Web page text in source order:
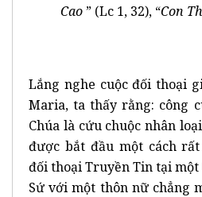
Cao” (Lc 1, 32), “Con
Lắng nghe cuộc đối thoại
Maria, ta thấy rằng: công
Chúa là cứu chuộc nhân
được bắt đầu một cách
đối thoại Truyền Tin tại
Sứ với một thôn nữ chẳng